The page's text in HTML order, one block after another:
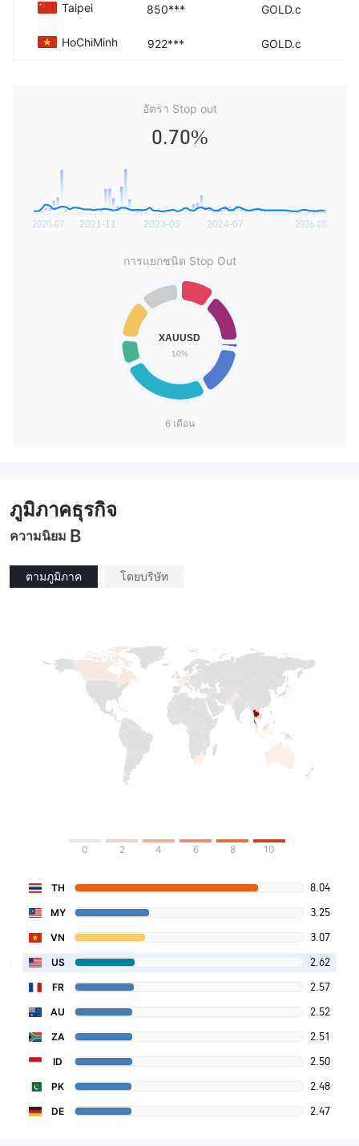
Taipei 850*** GOLD.c
HoChiMinh 922*** GOLD.c
อัตรา Stop out
0.70%
การแยกชนิด Stop Out
6 เดือน
ภูมิภาคธุรกิจ
ความนิยม B
ตามภูมิภาค โดยบริษัท
0 2 4 6 8 10
TH 8.04
MY 3.25
VN 3.07
US 2.62
FR 2.57
AU 2.52
ZA 2.51
ID 2.50
PK 2.48
DE 2.47